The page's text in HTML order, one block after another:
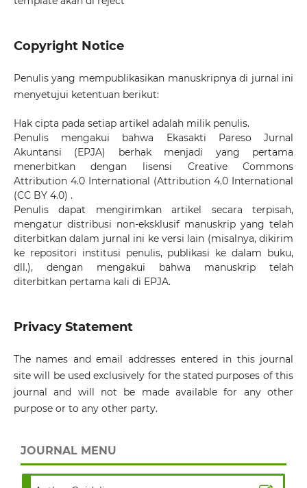
Copyright Notice
Penulis yang mempublikasikan manuskripnya di jurnal ini
menyetujui ketentuan berikut:
Hak cipta pada setiap artikel adalah milik penulis.
Penulis mengakui bahwa Ekasakti Pareso Jurnal
Akuntansi (EPJA) berhak menjadi yang pertama
menerbitkan dengan lisensi Creative Commons
Attribution 4.0 International (Attribution 4.0 International
(CC BY 4.0) .
Penulis dapat mengirimkan artikel secara terpisah,
mengatur distribusi non-eksklusif manuskrip yang telah
diterbitkan dalam jurnal ini ke versi lain (misalnya, dikirim
ke repositori institusi penulis, publikasi ke dalam buku,
dll.), dengan mengakui bahwa manuskrip telah
diterbitkan pertama kali di EPJA.
Privacy Statement
The names and email addresses entered in this journal
site will be used exclusively for the stated purposes of this
journal and will not be made available for any other
purpose or to any other party.
JOURNAL MENU